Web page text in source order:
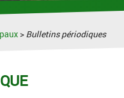
> Bulletins périodiques